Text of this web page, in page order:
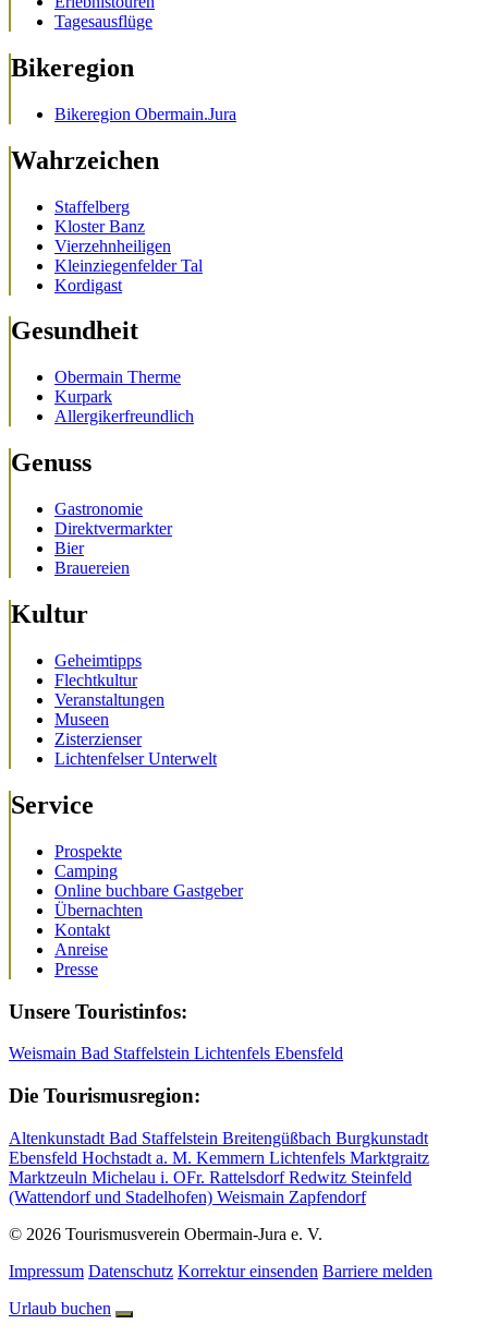
Tagesausflüge
Bikeregion
Bikeregion Obermain.Jura
Wahrzeichen
Staffelberg
Kloster Banz
Vierzehnheiligen
Kleinziegenfelder Tal
Kordigast
Gesundheit
Obermain Therme
Kurpark
Allergikerfreundlich
Genuss
Gastronomie
Direktvermarkter
Bier
Brauereien
Kultur
Geheimtipps
Flechtkultur
Veranstaltungen
Museen
Zisterzienser
Lichtenfelser Unterwelt
Service
Prospekte
Camping
Online buchbare Gastgeber
Übernachten
Kontakt
Anreise
Presse
Unsere Touristinfos:
Weismain Bad Staffelstein Lichtenfels Ebensfeld
Die Tourismusregion:
Altenkunstadt Bad Staffelstein Breitengüßbach Burgkunstadt
Ebensfeld Hochstadt a. M. Kemmern Lichtenfels Marktgraitz
Marktzeuln Michelau i. OFr. RattelsdorfRedwitz Steinfeld
(Wattendorf und Stadelhofen) Weismain Zapfendorf
© 2026 Tourismusverein Obermain-Jura e. V.
Impressum Datenschutz Korrektur einsenden Barriere melden
Urlaub buchen